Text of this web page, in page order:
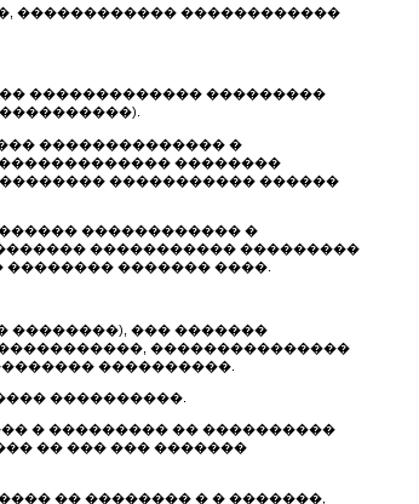
������������ ������������
������������� ���������
�������������� �
��������
����������� ������
������������ �
����������� ���������
������� ����.
��������), ��� �������
���������������
����������.
����������.
� ��������� �� ����������
�� ��� ��� �������
�� �������� � � �������,